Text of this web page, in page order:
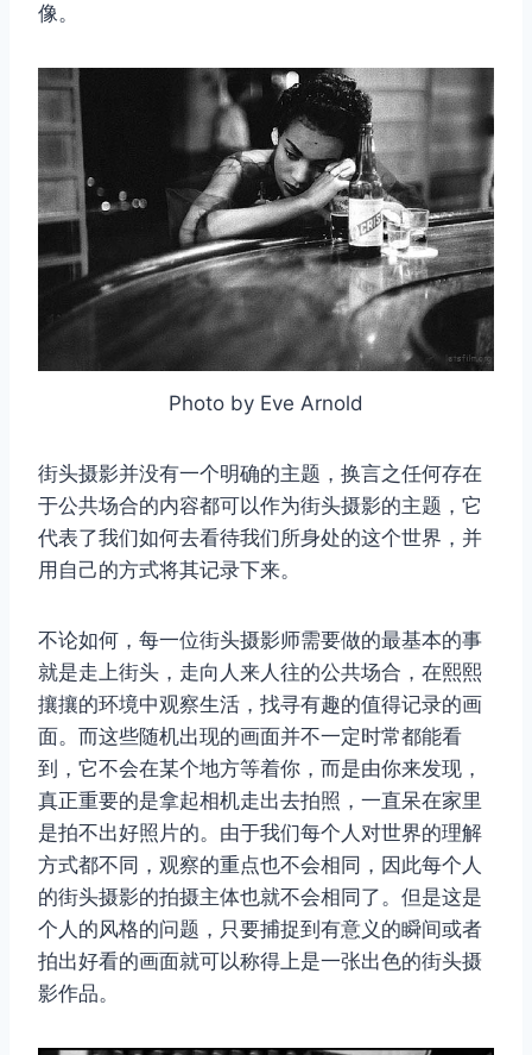
像。
Photo by Eve Arnold
街头摄影并没有一个明确的主题，换言之任何存在
于公共场合的内容都可以作为街头摄影的主题，它
代表了我们如何去看待我们所身处的这个世界，并
用自己的方式将其记录下来。
不论如何，每一位街头摄影师需要做的最基本的事
就是走上街头，走向人来人往的公共场合，在熙熙
攘攘的环境中观察生活，找寻有趣的值得记录的画
面。而这些随机出现的画面并不一定时常都能看
到，它不会在某个地方等着你，而是由你来发现，
真正重要的是拿起相机走出去拍照，一直呆在家里
是拍不出好照片的。由于我们每个人对世界的理解
方式都不同，观察的重点也不会相同，因此每个人
的街头摄影的拍摄主体也就不会相同了。但是这是
个人的风格的问题，只要捕捉到有意义的瞬间或者
拍出好看的画面就可以称得上是一张出色的街头摄
影作品。